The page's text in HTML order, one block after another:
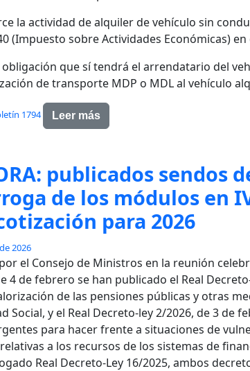
la actividad de alquiler de vehículo sin
(Impuesto sobre Actividades Económicas)
que sí tendrá el arrendatario del
de transporte MDP o MDL al vehículo
1794 Leer más
publicados sendos
de los módulos en
para 2026
2026
el Consejo de Ministros en la reunión
4 de febrero se han publicado el Real
de las pensiones públicas y otras
Social, y el Real Decreto-ley 2/2026, de 3 de
para hacer frente a situaciones de
a los recursos de los sistemas de
Real Decreto-Ley 16/2025, ambos